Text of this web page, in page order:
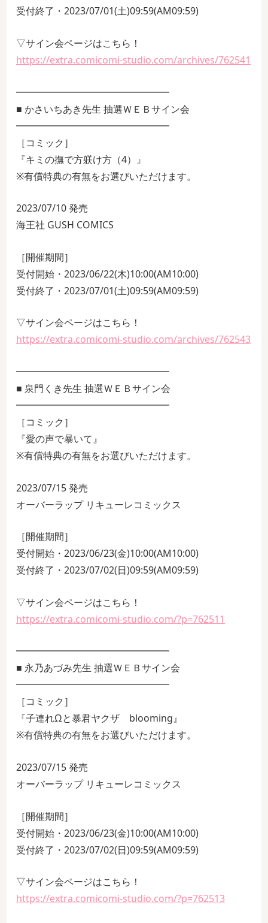
受付終了・2023/07/01(土)09:59(AM09:59)
▽サイン会ページはこちら！
https://extra.comicomi-studio.com/archives/762541
━━━━━━━━━━━━━━━━
■ かさいちあき先生 抽選ＷＥＢサイン会
━━━━━━━━━━━━━━━━
［コミック］
『キミの撫で方躾け方（4）』
※有償特典の有無をお選びいただけます。
2023/07/10 発売
海王社 GUSH COMICS
［開催期間］
受付開始・2023/06/22(木)10:00(AM10:00)
受付終了・2023/07/01(土)09:59(AM09:59)
▽サイン会ページはこちら！
https://extra.comicomi-studio.com/archives/762543
━━━━━━━━━━━━━━━━
■ 泉門くき先生 抽選ＷＥＢサイン会
━━━━━━━━━━━━━━━━
［コミック］
『愛の声で暴いて』
※有償特典の有無をお選びいただけます。
2023/07/15 発売
オーバーラップ リキューレコミックス
［開催期間］
受付開始・2023/06/23(金)10:00(AM10:00)
受付終了・2023/07/02(日)09:59(AM09:59)
▽サイン会ページはこちら！
https://extra.comicomi-studio.com/?p=762511
━━━━━━━━━━━━━━━━
■ 永乃あづみ先生 抽選ＷＥＢサイン会
━━━━━━━━━━━━━━━━
［コミック］
『子連れΩと暴君ヤクザ blooming』
※有償特典の有無をお選びいただけます。
2023/07/15 発売
オーバーラップ リキューレコミックス
［開催期間］
受付開始・2023/06/23(金)10:00(AM10:00)
受付終了・2023/07/02(日)09:59(AM09:59)
▽サイン会ページはこちら！
https://extra.comicomi-studio.com/?p=762513